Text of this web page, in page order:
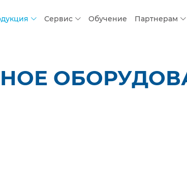
Сервис Обучение Партнерам